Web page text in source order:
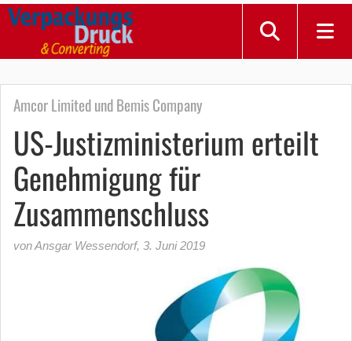
Amcor Limited und Bemis Company
US-Justizministerium erteilt
Genehmigung für
Zusammenschluss
von Ansgar Wessendorf, 3. Juni 2019